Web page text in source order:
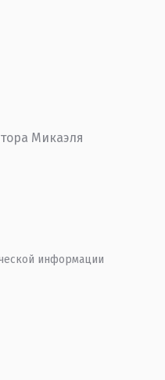
Микаэля
информации